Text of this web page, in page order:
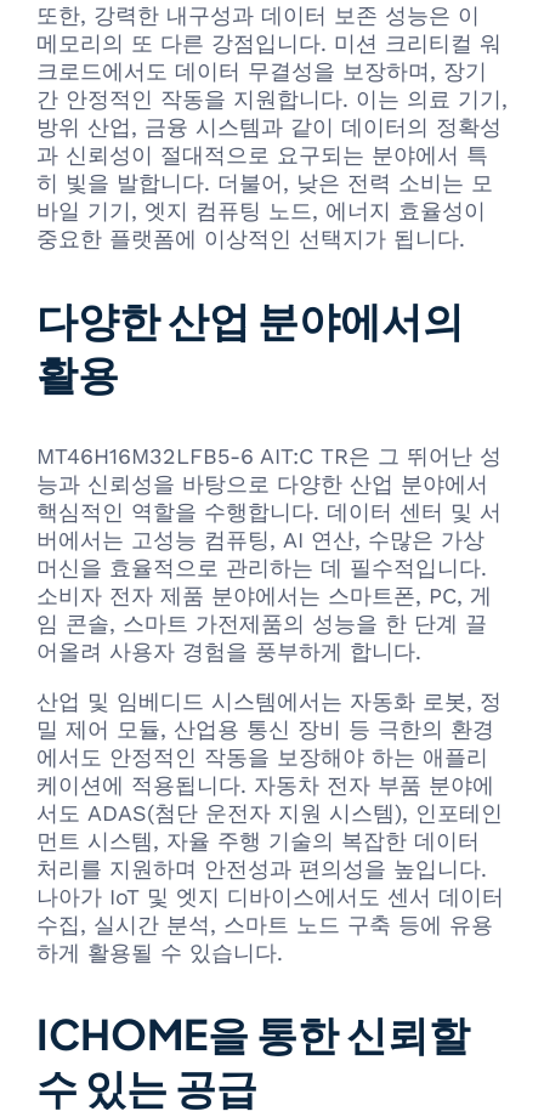
또한, 강력한 내구성과 데이터 보존 성능은 이
메모리의 또 다른 강점입니다. 미션 크리티컬 워
크로드에서도 데이터 무결성을 보장하며, 장기
간 안정적인 작동을 지원합니다. 이는 의료 기기,
방위 산업, 금융 시스템과 같이 데이터의 정확성
과 신뢰성이 절대적으로 요구되는 분야에서 특
히 빛을 발합니다. 더불어, 낮은 전력 소비는 모
바일 기기, 엣지 컴퓨팅 노드, 에너지 효율성이
중요한 플랫폼에 이상적인 선택지가 됩니다.
다양한 산업 분야에서의
활용
MT46H16M32LFB5-6 AIT:C TR은 그 뛰어난 성
능과 신뢰성을 바탕으로 다양한 산업 분야에서
핵심적인 역할을 수행합니다. 데이터 센터 및 서
버에서는 고성능 컴퓨팅, AI 연산, 수많은 가상
머신을 효율적으로 관리하는 데 필수적입니다.
소비자 전자 제품 분야에서는 스마트폰, PC, 게
임 콘솔, 스마트 가전제품의 성능을 한 단계 끌
어올려 사용자 경험을 풍부하게 합니다.
산업 및 임베디드 시스템에서는 자동화 로봇, 정
밀 제어 모듈, 산업용 통신 장비 등 극한의 환경
에서도 안정적인 작동을 보장해야 하는 애플리
케이션에 적용됩니다. 자동차 전자 부품 분야에
서도 ADAS(첨단 운전자 지원 시스템), 인포테인
먼트 시스템, 자율 주행 기술의 복잡한 데이터
처리를 지원하며 안전성과 편의성을 높입니다.
나아가 IoT 및 엣지 디바이스에서도 센서 데이터
수집, 실시간 분석, 스마트 노드 구축 등에 유용
하게 활용될 수 있습니다.
ICHOME을 통한 신뢰할
수 있는 공급